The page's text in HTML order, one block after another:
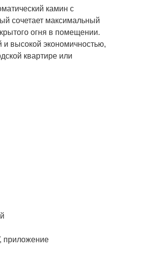
камин с
сочетает максимальный
огня в помещении.
и высокой экономичностью,
квартире или
приложение